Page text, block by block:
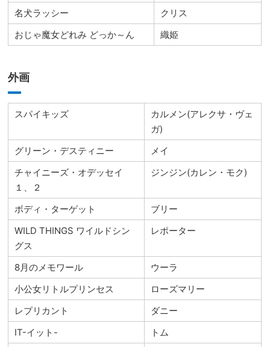
名犬ラッシー
クリス
おじゃ魔女どれみ どっか～ん
織姫
外画
スパイキッズ
カルメン(アレクサ・ヴェ
ガ)
グリーン・デスティニー
メイ
チャイニーズ・オデッセイ
１、２
ジンジン(カレン・モク)
ボディ・ターゲット
ブリー
WILD THINGS ワイルドシン
グス
レポーター
8月のメモワール
ウーラ
小公女リトルプリンセス
ローズマリー
レプリカント
ダニー
IT-イット-
トム